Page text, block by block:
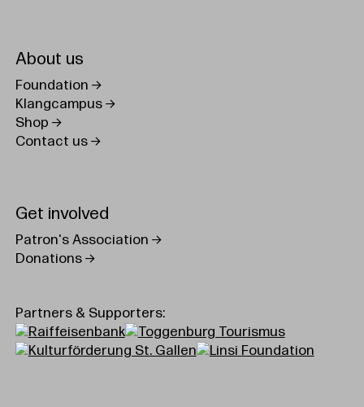
About us
Foundation
Klangcampus
Shop
Contact us
Get involved
Patron's Association
Donations
Partners & Supporters: